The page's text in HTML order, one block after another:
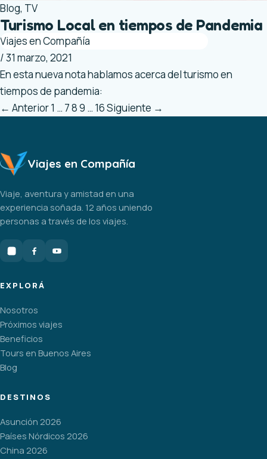
Blog, TV
Turismo Local en tiempos de Pandemia
Viajes en Compañía
/31 marzo, 2021
En esta nueva nota hablamos acerca del turismo en
tiempos de pandemia:
← Anterior1 … 789 … 16Siguiente →
Viajes en Compañía
Viaje, aventura y amistad en una
experiencia soñada. 12 años uniendo
personas a través de los viajes.
EXPLORÁ
Nosotros
Próximos viajes
Beneficios
Tours en Buenos Aires
Blog
DESTINOS
Asunción 2026
Países Nórdicos 2026
China 2026